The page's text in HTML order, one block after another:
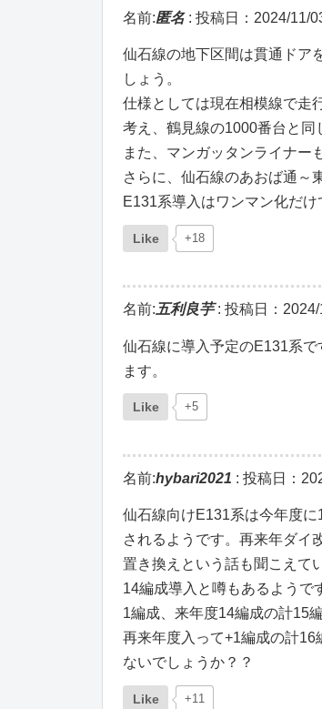
名前:匿名: 投稿日：2024/11/
仙石線の地下区間は貫通ドア
しょう。
仕様としては現在相模線で走
考え、鶴見線の1000番台と同
また、マンガッタンライナー
さらに、仙石線のあおば通～
E131系導入はワンマン化だ
Like +18
名前: 五利良芋: 投稿日：
仙石線に導入予定のE131系
ます。
Like +5
名前:hybari2021 : 投稿日：
仙石線向けE131系は今年度に
されるようです。再来年ダイ
置き換えという話も聞こえて
14編成導入と噂もあるようで
1編成、来年度14編成の計15
再来年度入って+1編成の計16
ないでしょうか？？
Like +11